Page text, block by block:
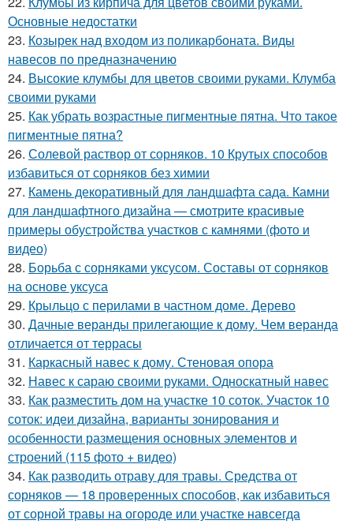
Основные недостатки
23. Козырек над входом из поликарбоната. Виды
навесов по предназначению
24. Высокие клумбы для цветов своими руками. Клумба
своими руками
25. Как убрать возрастные пигментные пятна. Что такое
пигментные пятна?
26. Солевой раствор от сорняков. 10 Крутых способов
избавиться от сорняков без химии
27. Камень декоративный для ландшафта сада. Камни
для ландшафтного дизайна — смотрите красивые
примеры обустройства участков с камнями (фото и
видео)
28. Борьба с сорняками уксусом. Составы от сорняков
на основе уксуса
29. Крыльцо с перилами в частном доме. Дерево
30. Дачные веранды прилегающие к дому. Чем веранда
отличается от террасы
31. Каркасный навес к дому. Стеновая опора
32. Навес к сараю своими руками. Односкатный навес
33. Как разместить дом на участке 10 соток. Участок 10
соток: идеи дизайна, варианты зонирования и
особенности размещения основных элементов и
строений (115 фото + видео)
34. Как разводить отраву для травы. Средства от
сорняков — 18 проверенных способов, как избавиться
от сорной травы на огороде или участке навсегда